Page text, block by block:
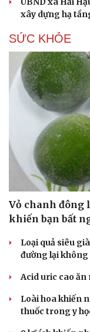
xây dựng hạ
SỨC KHỎE
Vỏ chanh đông
khiến bạn bất
Loại quả siêu
đường lại
Acid uric cao ăn
Loài hoa khiến
thuốc trong y